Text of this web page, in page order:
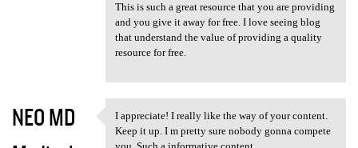
This is such a great resource that you are providing
and you give it away for free. I love seeing blog
that understand the value of providing a quality
resource for free.
NEO MD
I appreciate! I really like
I appreciate! I really like the way of your content.
Keep it up. I m pretty sure nobody gonna compete